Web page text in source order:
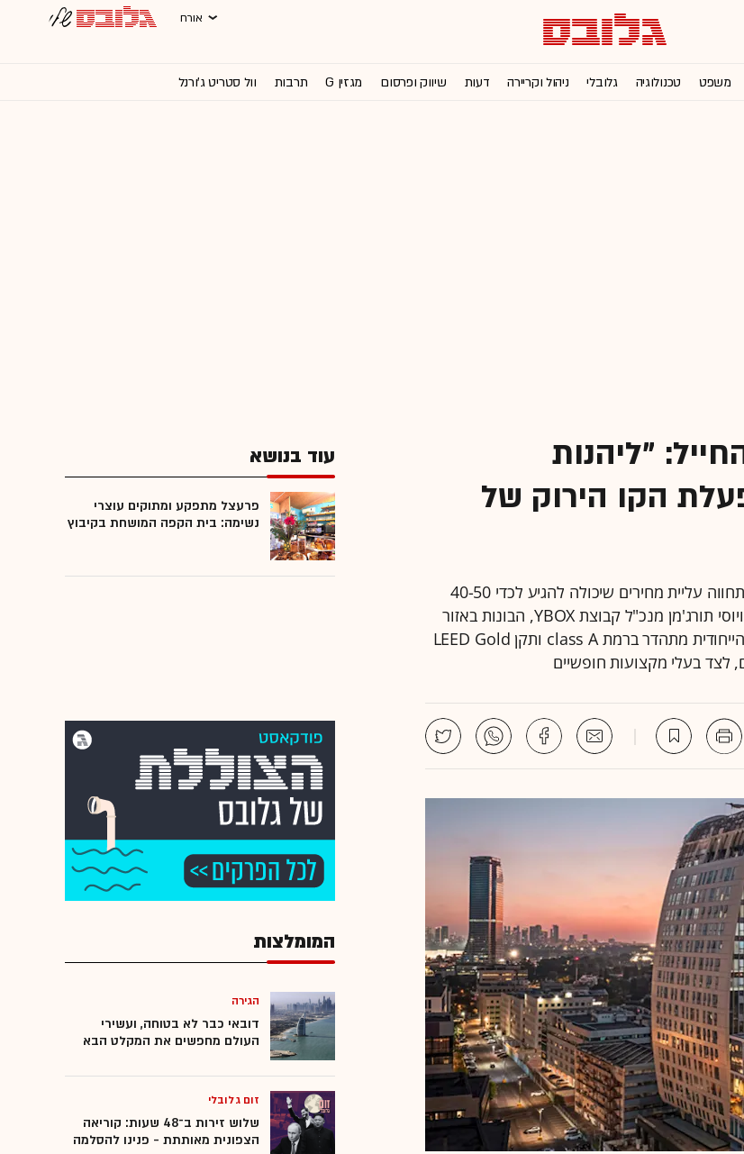
אורח
משפט טכנולוגיה גלובלי ניהול וקריירה דעות שיווק ופרסום מגזין G תרבות וול סטריט ג'ורנל
"ליהנות
הקו הירוק של
"עם תחילת פעילותו של הקו הירוק בשנים הקרובות, רמת החייל תחווה עליית מחירים שיכולה להגיע לכדי 40-50
אחוז", כך אומרים תומר אלפסי מנכ"ל תדהר ייזום ונכסים מניבים ויוסי תורג'מן מנכ"ל קבוצת YBOX, הבונות באזור
את פרויקט המשרדים "ראול 16" • המבנה בעל הצורה האובלית הייחודית מתהדר ברמת class A ותקן LEED Gold
לצד בעלי מקצועות חופשיים
עוד בנושא
פרעצל מתפקע ומתוקים עוצרי
נשימה: בית הקפה המושחת בקיבוץ
המומלצות
הגירה
דובאי כבר לא בטוחה, ועשירי
העולם מחפשים את המקלט הבא
זום גלובלי
שלוש זירות ב־48 שעות: קוריאה
הצפונית מאותתת - פנינו להסלמה